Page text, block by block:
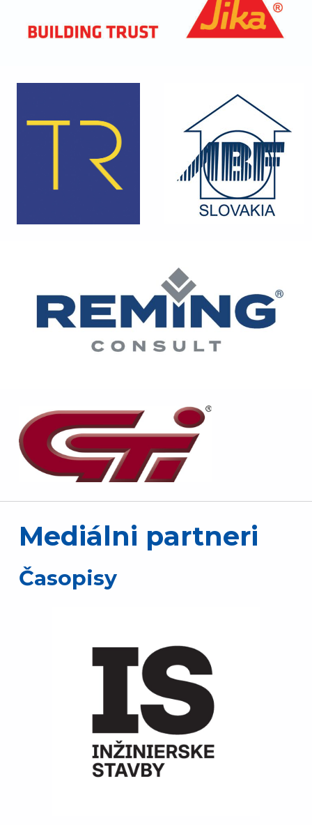
Mediálni partneri
Časopisy